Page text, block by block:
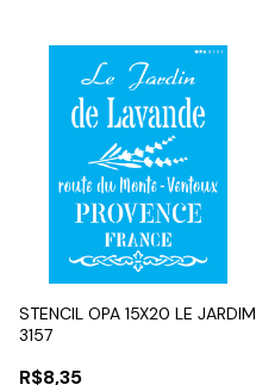
STENCIL OPA 15X20 LE JARDIM
3157
R$8,35